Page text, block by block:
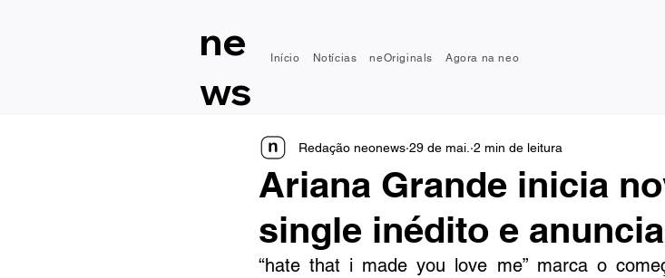
ne
ws
Início Notícias neOriginals Agora na neo
Ariana Grande inicia
single inédito e
Redação neonews 29 de mai. 2 min de leitura
“hate that i made you love me” marca o